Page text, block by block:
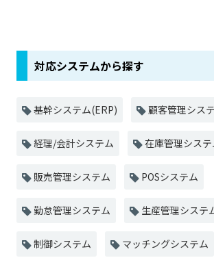
対応システムから探す
基幹システム(ERP) 顧客管理シス
経理/会計システム 在庫管理システ
販売管理システム POSシステム
勤怠管理システム 生産管理システ
制御システム マッチングシステム